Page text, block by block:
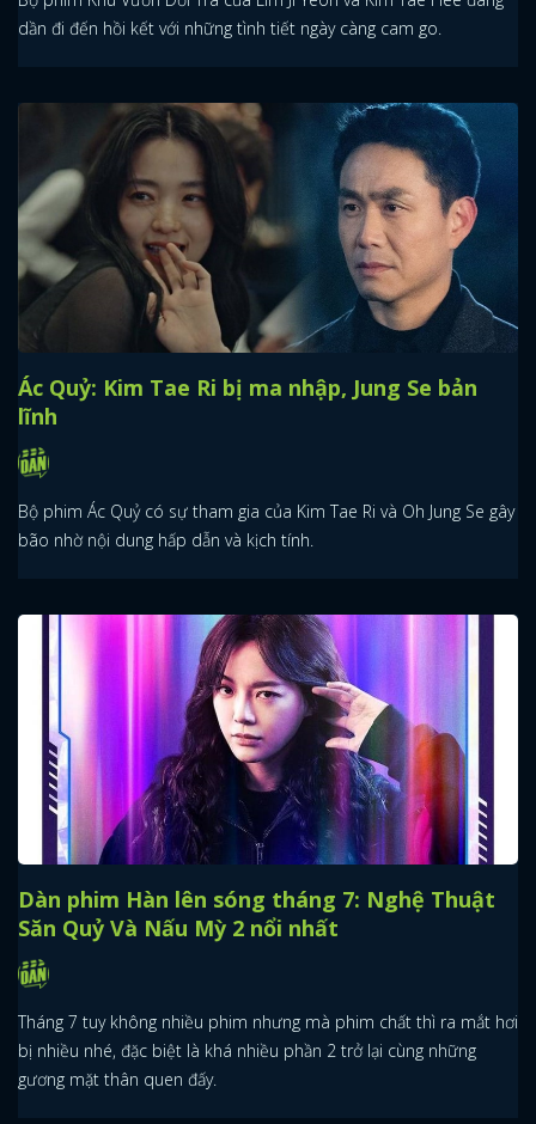
dần đi đến hồi kết với những tình tiết ngày càng cam go.
Ác Quỷ: Kim Tae Ri bị ma nhập, Jung Se bản
lĩnh
Bộ phim Ác Quỷ có sự tham gia của Kim Tae Ri và Oh Jung Se gây
bão nhờ nội dung hấp dẫn và kịch tính.
Dàn phim Hàn lên sóng tháng 7: Nghệ Thuật
Săn Quỷ Và Nấu Mỳ 2 nổi nhất
Tháng 7 tuy không nhiều phim nhưng mà phim chất thì ra mắt hơi
bị nhiều nhé, đặc biệt là khá nhiều phần 2 trở lại cùng những
gương mặt thân quen đấy.